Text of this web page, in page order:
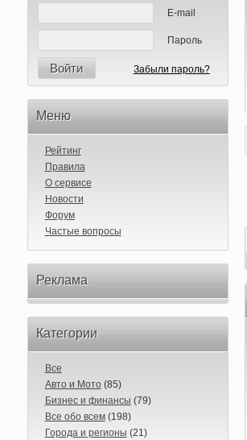
E-mail
Пароль
Войти Забыли пароль?
Меню
Рейтинг
Правила
О сервисе
Новости
Форум
Частые вопросы
Реклама
Категории
Все
Авто и Мото(85)
Бизнес и финансы (79)
Все обо всем(198)
Города и регионы (21)